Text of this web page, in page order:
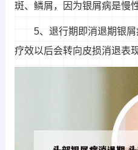
斑、鳞屑，因为银屑病是慢
5、退行期即消退期银
疗效以后会转向皮损消退表现